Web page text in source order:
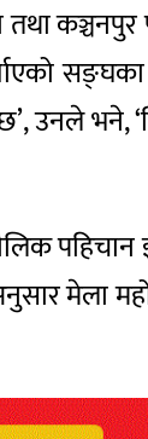
छ’, उनले
मेला